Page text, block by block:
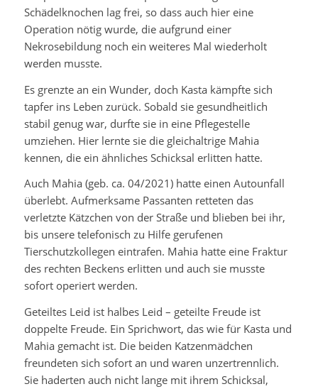
Schädelknochen lag frei, so dass auch hier eine
Operation nötig wurde, die aufgrund einer
Nekrosebildung noch ein weiteres Mal wiederholt
werden musste.
Es grenzte an ein Wunder, doch Kasta kämpfte sich
tapfer ins Leben zurück. Sobald sie gesundheitlich
stabil genug war, durfte sie in eine Pflegestelle
umziehen. Hier lernte sie die gleichaltrige Mahia
kennen, die ein ähnliches Schicksal erlitten hatte.
Auch Mahia (geb. ca. 04/2021) hatte einen Autounfall
überlebt. Aufmerksame Passanten retteten das
verletzte Kätzchen von der Straße und blieben bei ihr,
bis unsere telefonisch zu Hilfe gerufenen
Tierschutzkollegen eintrafen. Mahia hatte eine Fraktur
des rechten Beckens erlitten und auch sie musste
sofort operiert werden.
Geteiltes Leid ist halbes Leid – geteilte Freude ist
doppelte Freude. Ein Sprichwort, das wie für Kasta und
Mahia gemacht ist. Die beiden Katzenmädchen
freundeten sich sofort an und waren unzertrennlich.
Sie haderten auch nicht lange mit ihrem Schicksal,